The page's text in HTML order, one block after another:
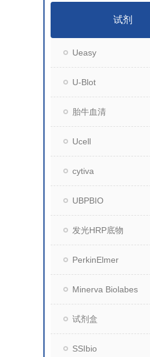
试剂
Ueasy
U-Blot
胎牛血清
Ucell
cytiva
UBPBIO
发光HRP底物
PerkinElmer
Minerva Biolabes
试剂盒
SSIbio